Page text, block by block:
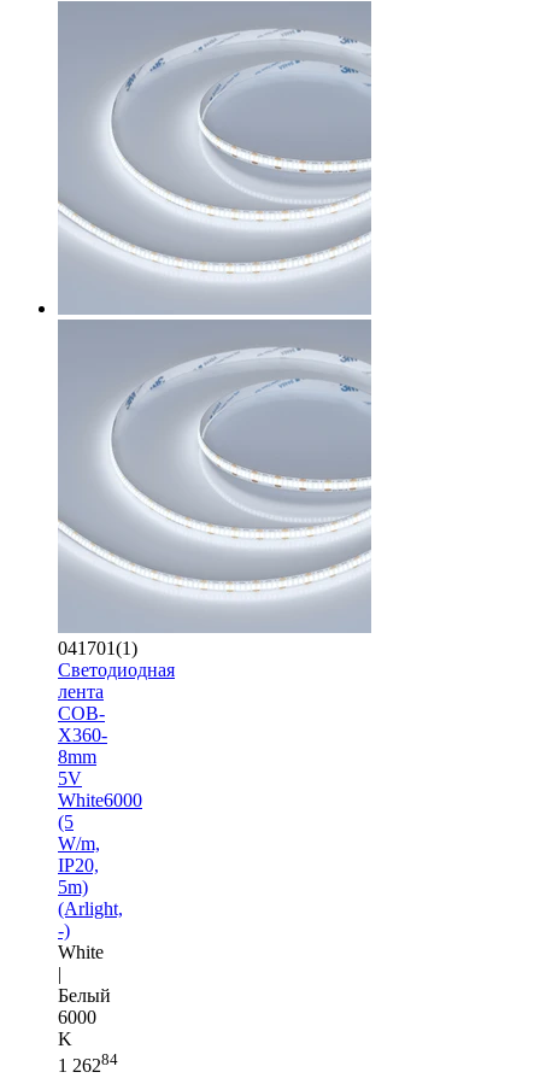
041701(1)
Светодиодная
лента
COB-
X360-
8mm
5V
White6000
(5
W/m,
IP20,
5m)
(Arlight,
-)
White
|
Белый
6000
K
1 26284